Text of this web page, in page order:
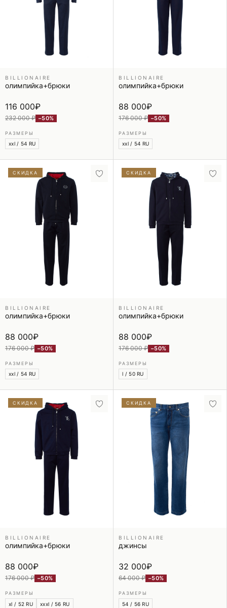
BILLIONAIRE
олимпийка+брюки
116 000₽
232 000 ₽ −50%
РАЗМЕРЫ
xxl / 54 RU
BILLIONAIRE
олимпийка+брюки
88 000₽
176 000 ₽ −50%
РАЗМЕРЫ
xxl / 54 RU
СКИДКА
BILLIONAIRE
олимпийка+брюки
88 000₽
176 000 ₽ −50%
РАЗМЕРЫ
xxl / 54 RU
СКИДКА
BILLIONAIRE
олимпийка+брюки
88 000₽
176 000 ₽ −50%
РАЗМЕРЫ
l / 50 RU
СКИДКА
BILLIONAIRE
олимпийка+брюки
88 000₽
176 000 ₽ −50%
РАЗМЕРЫ
xl / 52 RU xxxl / 56 RU
СКИДКА
BILLIONAIRE
джинсы
32 000₽
64 000 ₽ −50%
РАЗМЕРЫ
54 / 56 RU